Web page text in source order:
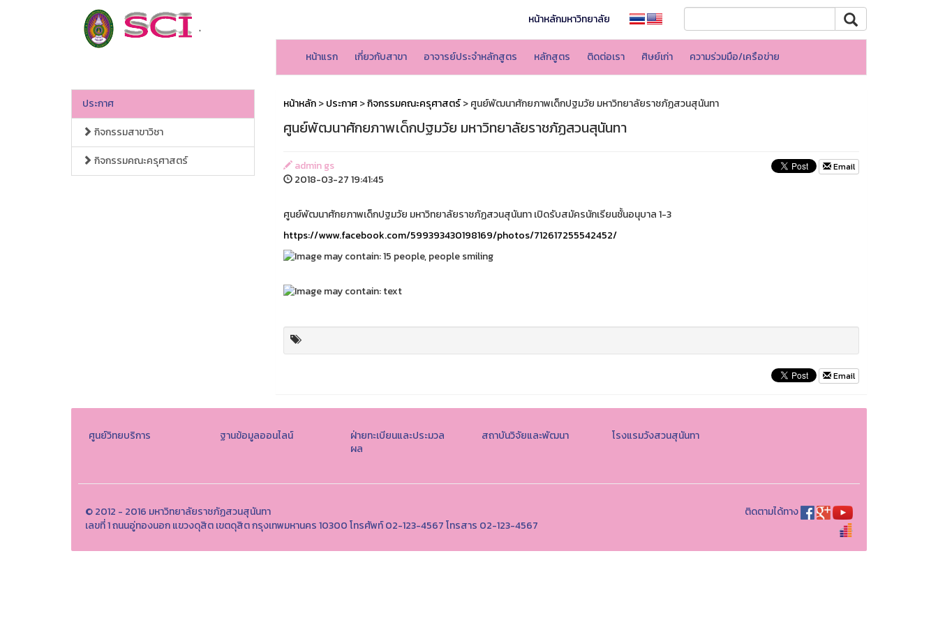
หน้าหลักมหาวิทยาลัย
หน้าแรก เกี่ยวกับสาขา อาจารย์ประจำหลักสูตร หลักสูตร ติดต่อเรา ศิษย์เก่า ความร่วมมือ/เครือข่าย
ประกาศ
กิจกรรมสาขาวิชา
กิจกรรมคณะครุศาสตร์
หน้าหลัก>ประกาศ>กิจกรรมคณะครุศาสตร์> ศูนย์พัฒนาศักยภาพเด็กปฐมวัย มหาวิทยาลัยราชภัฏสวนสุนันทา
ศูนย์พัฒนาศักยภาพเด็กปฐมวัย มหาวิทยาลัยราชภัฏสวนสุนันทา
admin gs
2018-03-27 19:41:45
Email
ศูนย์พัฒนาศักยภาพเด็กปฐมวัย มหาวิทยาลัยราชภัฏสวนสุนันทา เปิดรับสมัครนักเรียนชั้นอนุบาล 1-3
https://www.facebook.com/599393430198169/photos/712617255542452/
Email
ศูนย์วิทยบริการ ฐานข้อมูลออนไลน์
ฝ่ายทะเบียนและประมวล
ผล
สถาบันวิจัยและพัฒนา โรงแรมวังสวนสุนันทา
© 2012 - 2016 มหาวิทยาลัยราชภัฏสวนสุนันทา
เลขที่ 1 ถนนอู่ทองนอก แขวงดุสิต เขตดุสิต กรุงเทพมหานคร 10300 โทรศัพท์ 02-123-4567 โทรสาร 02-123-4567
ติดตามได้ทาง